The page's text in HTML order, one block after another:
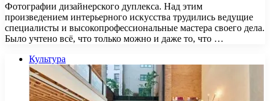
Фотографии дизайнерского дуплекса. Над этим
произведением интерьерного искусства трудились ведущие
специалисты и высокопрофессиональные мастера своего дела.
Было учтено всё, что только можно и даже то, что …
Культура